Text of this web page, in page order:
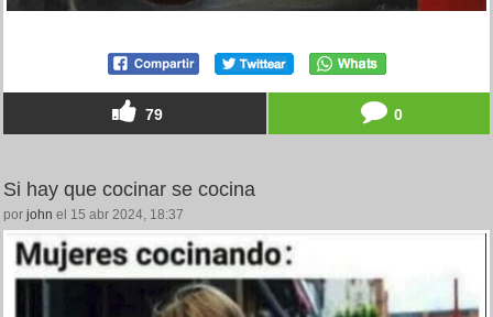
79 0
Si hay que cocinar se cocina
por john el 15 abr 2024, 18:37